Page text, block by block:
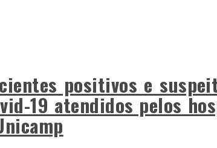
positivos e
19 atendidos pelos